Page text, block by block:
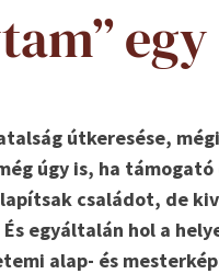
útkeresése,
úgy is, ha
családot, de
egyáltalán hol a
alap- és